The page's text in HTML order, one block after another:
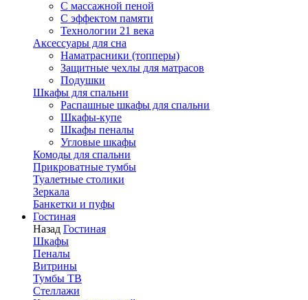
С массажной пеной
С эффектом памяти
Технологии 21 века
Аксессуары для сна
Наматрасники (топперы)
Защитные чехлы для матрасов
Подушки
Шкафы для спальни
Распашные шкафы для спальни
Шкафы-купе
Шкафы пеналы
Угловые шкафы
Комоды для спальни
Прикроватные тумбы
Туалетные столики
Зеркала
Банкетки и пуфы
Гостиная
Назад Гостиная
Шкафы
Пеналы
Витрины
Тумбы ТВ
Стеллажи